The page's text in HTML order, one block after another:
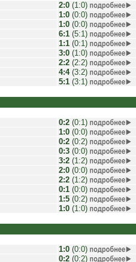
2:0 (1:0)
1:0 (0:0)
1:0 (0:0)
6:1 (5:1)
1:1 (0:1)
3:0 (1:0)
2:2 (2:2)
4:4(3:2)
5:1 (3:1)
0:2 (0:1)
1:0 (0:0)
0:2 (0:2)
0:3 (0:0)
3:2 (1:2)
2:0 (0:0)
2:2 (1:2)
0:1 (0:0)
1:5 (0:2)
1:0 (1:0)
1:0 (0:0)
0:2 (0:2)